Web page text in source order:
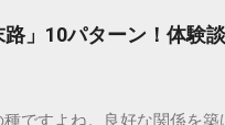
れかの方法で「固形物」と
法は、液体を布や紙に吸わ
まで です。 年中無休で、
けば、仕事帰りでも少し
イヤルすることで、無料
」10パターン！体験
ですよね。良好な関係を